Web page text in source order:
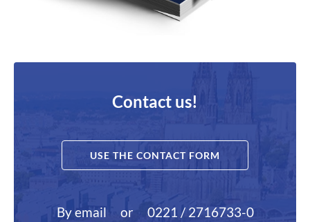
Contact us!
USE THE CONTACT FORM
By email or 0221 / 2716733-0